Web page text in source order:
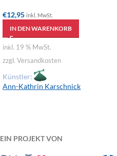
€12,95 inkl. MwSt.
IN DEN WARENKORB
inkl. 19 % MwSt.
zzgl. Versandkosten
Künstler:
Ann-Kathrin Karschnick
EIN PROJEKT VON